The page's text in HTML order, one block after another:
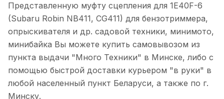
Представленную муфту сцепления для 1E40F-6
(Subaru Robin NB411, CG411) для бензотриммера,
опрыскивателя и др. садовой техники, минимото,
минибайка Вы можете купить самовывозом из
пункта выдачи "Много Техники" в Минске, либо с
помощью быстрой доставки курьером "в руки" в
любой населенный пункт Беларуси, а также по г.
Минску.